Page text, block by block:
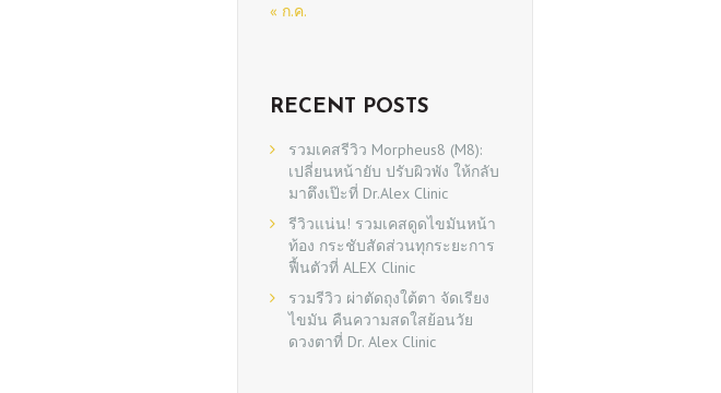
« ก.ค.
RECENT POSTS
รวมเคสรีวิว Morpheus8 (M8):
เปลี่ยนหน้ายับ ปรับผิวพัง ให้กลับ
มาตึงเป๊ะที่ Dr.Alex Clinic
รีวิวแน่น! รวมเคสดูดไขมันหน้า
ท้อง กระชับสัดส่วนทุกระยะการ
ฟื้นตัวที่ ALEX Clinic
รวมรีวิว ผ่าตัดถุงใต้ตา จัดเรียง
ไขมัน คืนความสดใสย้อนวัย
ดวงตาที่ Dr. Alex Clinic